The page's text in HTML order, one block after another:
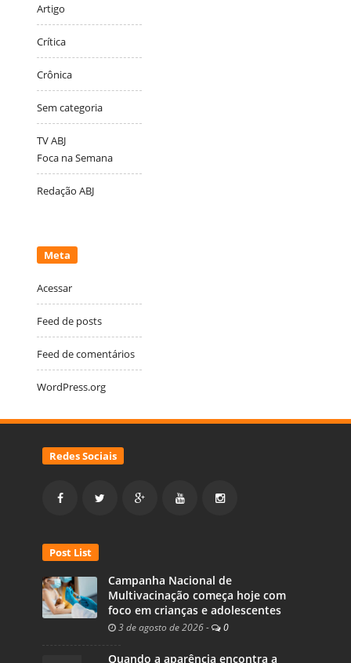
Artigo
Crítica
Crônica
Sem categoria
TV ABJ
Foca na Semana
Redação ABJ
Meta
Acessar
Feed de posts
Feed de comentários
WordPress.org
Redes Sociais
Post List
Campanha Nacional de
Multivacinação começa hoje com
foco em crianças e adolescentes
3 de agosto de 2026 - 0
Quando a aparência encontra a